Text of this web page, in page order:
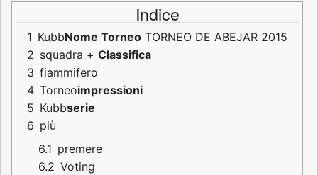
Indice
1 KubbNome Torneo TORNEO DE ABEJAR 2015
2 squadra + Classifica
3 fiammifero
4 Torneoimpressioni
5 Kubbserie
6 più
6.1 premere
6.2 Voting